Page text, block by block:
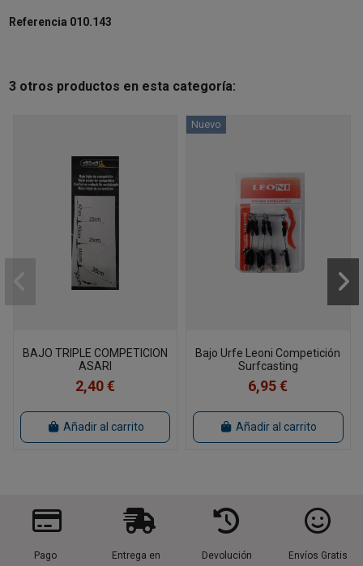
Referencia 010.143
3 otros productos en esta categoría:
BAJO TRIPLE COMPETICION
ASARI
2,40 €
Añadir al carrito
Nuevo
Bajo Urfe Leoni Competición
Surfcasting
6,95 €
Añadir al carrito
Pago
Entrega en
Devolución
Envíos Gratis